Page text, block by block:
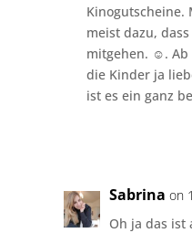
Kinogutscheine.
meist dazu,
mitgehen. ☺. Ab
die Kinder ja
ist es ein ganz
Sabrina on
Oh ja das ist